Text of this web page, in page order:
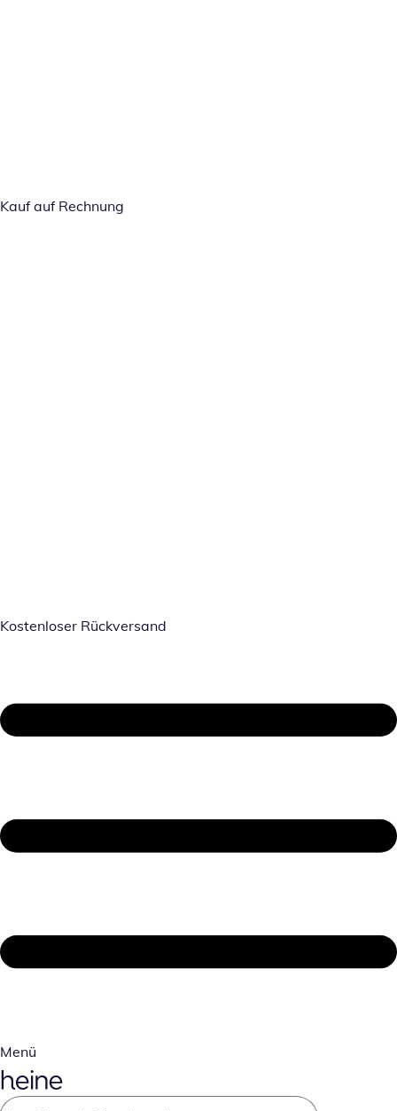
Kauf auf Rechnung
Kostenloser Rückversand
Menü